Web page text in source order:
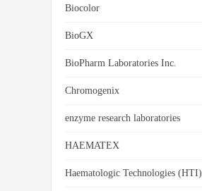
Biocolor
BioGX
BioPharm Laboratories Inc.
Chromogenix
enzyme research laboratories
HAEMATEX
Haematologic Technologies (HTI)